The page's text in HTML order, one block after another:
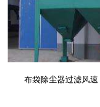
布袋除尘器过滤风速